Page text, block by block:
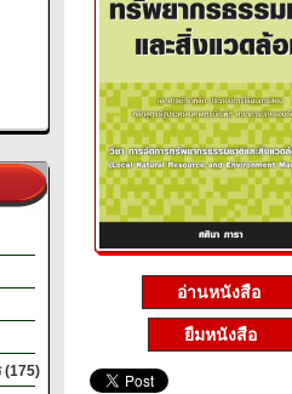
(175)
อ่านหนังสือ
ยืมหนังสือ